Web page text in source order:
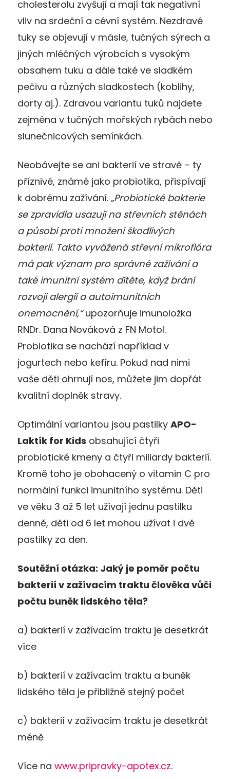
cholesterolu zvyšují a mají tak negativní
vliv na srdeční a cévní systém. Nezdravé
tuky se objevují v másle, tučných sýrech a
jiných mléčných výrobcích s vysokým
obsahem tuku a dále také ve sladkém
pečivu a různých sladkostech (koblihy,
dorty aj.). Zdravou variantu tuků najdete
zejména v tučných mořských rybách nebo
slunečnicových semínkách.
Neobávejte se ani bakterií ve stravě – ty
příznivé, známé jako probiotika, přispívají
k dobrému zažívání. „Probiotické bakterie
se zpravidla usazují na střevních stěnách
a působí proti množení škodlivých
bakterií. Takto vyvážená střevní mikroflóra
má pak význam pro správné zažívání a
také imunitní systém dítěte, když brání
rozvoji alergií a autoimunitních
onemocnění,“upozorňuje imunoložka
RNDr. Dana Nováková z FN Motol.
Probiotika se nachází například v
jogurtech nebo kefíru. Pokud nad nimi
vaše děti ohrnují nos, můžete jim dopřát
kvalitní doplněk stravy.
Optimální variantou jsou pastilky APO-
Laktík for Kids obsahující čtyři
probiotické kmeny a čtyři miliardy bakterií.
Kromě toho je obohacený o vitamin C pro
normální funkci imunitního systému. Děti
ve věku 3 až 5 let užívají jednu pastilku
denně, děti od 6 let mohou užívat i dvě
pastilky za den.
Soutěžní otázka: Jaký je poměr počtu
bakterií v zažívacím traktu člověka vůči
počtu buněk lidského těla?
a) bakterií v zažívacím traktu je desetkrát
více
b) bakterií v zažívacím traktu a buněk
lidského těla je přibližně stejný počet
c) bakterií v zažívacím traktu je desetkrát
méně
Více na www.pripravky-apotex.cz.